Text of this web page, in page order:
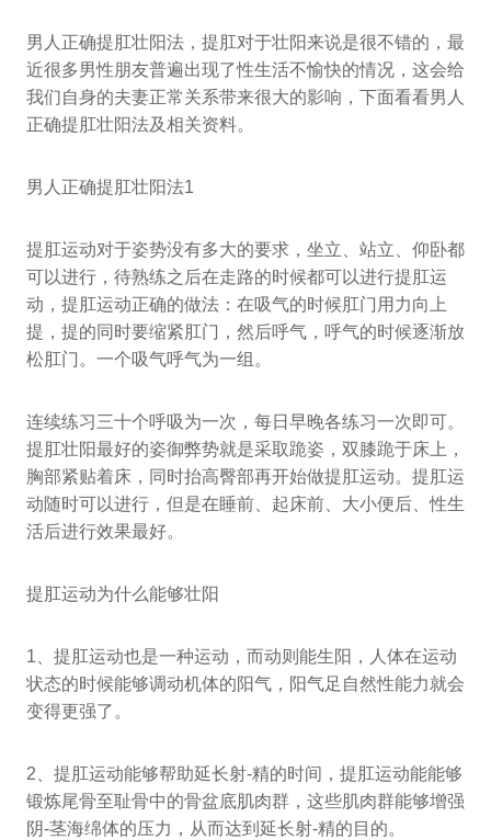
男人正确提肛壮阳法，提肛对于壮阳来说是很不错的，最
近很多男性朋友普遍出现了性生活不愉快的情况，这会给
我们自身的夫妻正常关系带来很大的影响，下面看看男人
正确提肛壮阳法及相关资料。
男人正确提肛壮阳法1
提肛运动对于姿势没有多大的要求，坐立、站立、仰卧都
可以进行，待熟练之后在走路的时候都可以进行提肛运
动，提肛运动正确的做法：在吸气的时候肛门用力向上
提，提的同时要缩紧肛门，然后呼气，呼气的时候逐渐放
松肛门。一个吸气呼气为一组。
连续练习三十个呼吸为一次，每日早晚各练习一次即可。
提肛壮阳最好的姿御弊势就是采取跪姿，双膝跪于床上，
胸部紧贴着床，同时抬高臀部再开始做提肛运动。提肛运
动随时可以进行，但是在睡前、起床前、大小便后、性生
活后进行效果最好。
提肛运动为什么能够壮阳
1、提肛运动也是一种运动，而动则能生阳，人体在运动
状态的时候能够调动机体的阳气，阳气足自然性能力就会
变得更强了。
2、提肛运动能够帮助延长射-精的时间，提肛运动能能够
锻炼尾骨至耻骨中的骨盆底肌肉群，这些肌肉群能够增强
阴-茎海绵体的压力，从而达到延长射-精的目的。